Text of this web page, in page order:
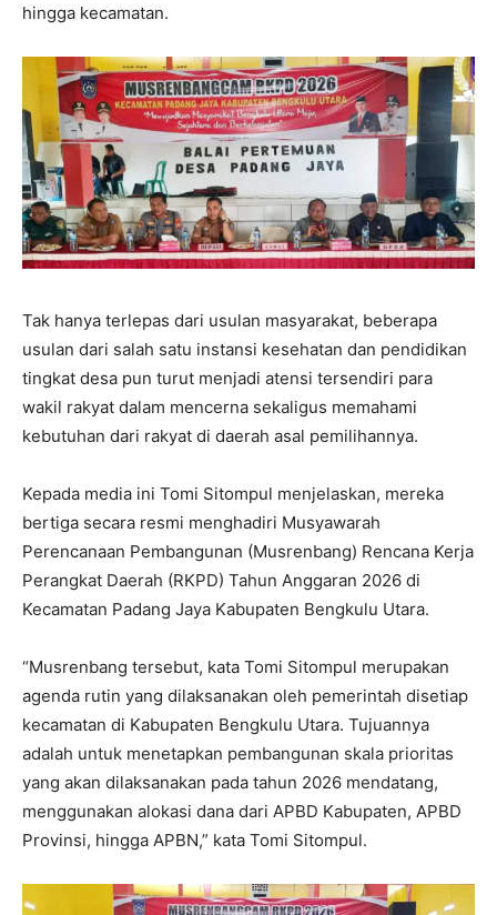
hingga kecamatan.
Tak hanya terlepas dari usulan masyarakat, beberapa
usulan dari salah satu instansi kesehatan dan pendidikan
tingkat desa pun turut menjadi atensi tersendiri para
wakil rakyat dalam mencerna sekaligus memahami
kebutuhan dari rakyat di daerah asal pemilihannya.
Kepada media ini Tomi Sitompul menjelaskan, mereka
bertiga secara resmi menghadiri Musyawarah
Perencanaan Pembangunan (Musrenbang) Rencana Kerja
Perangkat Daerah (RKPD) Tahun Anggaran 2026 di
Kecamatan Padang Jaya Kabupaten Bengkulu Utara.
“Musrenbang tersebut, kata Tomi Sitompul merupakan
agenda rutin yang dilaksanakan oleh pemerintah disetiap
kecamatan di Kabupaten Bengkulu Utara. Tujuannya
adalah untuk menetapkan pembangunan skala prioritas
yang akan dilaksanakan pada tahun 2026 mendatang,
menggunakan alokasi dana dari APBD Kabupaten, APBD
Provinsi, hingga APBN,” kata Tomi Sitompul.